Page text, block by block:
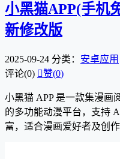
小黑猫APP(手机
新修改版
2025-09-24 分类： 安卓应用
评论(0) 赞(0)
小黑猫 APP 是一款集漫画
的多功能动漫平台，支持
富，适合漫画爱好者及创作